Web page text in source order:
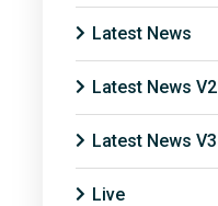
Latest News
Latest News V2
Latest News V3
Live